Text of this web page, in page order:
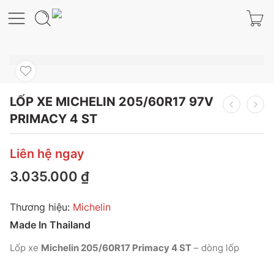
LỐP XE MICHELIN 205/60R17 97V
PRIMACY 4 ST
Liên hệ ngay
Made In Thailand
3.035.000 ₫
Thương hiệu: Michelin
Lốp xe Michelin 205/60R17 Primacy 4 ST – dòng lốp